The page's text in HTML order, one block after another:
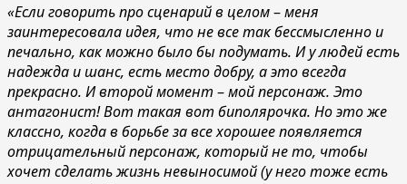
«Если говорить про сценарий в целом–меня
заинтересовала идея, что не все так бессмысленно и
печально, как можно было бы подумать. И у людей есть
надежда и шанс, есть место добру, а это всегда
прекрасно. И второй момент –мой персонаж. Это
антагонист! Вот такая вот биполярочка. Но это же
классно, когда в борьбе за все хорошее появляется
отрицательный персонаж, который не то, чтобы
хочет сделать жизнь невыносимой (у него тоже есть